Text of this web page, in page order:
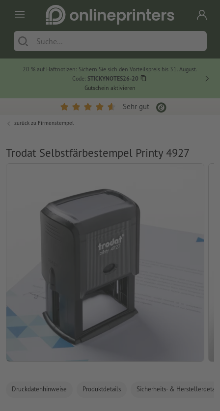
20 % auf Haftnotizen: Sichern Sie sich den Vorteilspreis bis 31. August.
Code: STICKYNOTES26-20
Gutschein aktivieren
Sehr gut
zurück zu Firmenstempel
Trodat Selbstfärbestempel Printy 4927
Druckdatenhinweise Produktdetails Sicherheits- &